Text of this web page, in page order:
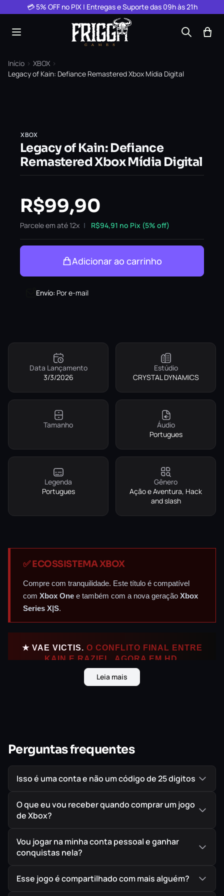
Pular para o conteúdo
💳 5% OFF no PIX | Entregas e Suporte das 09h às 21h
Início › XBOX ›
Legacy of Kain: Defiance Remastered Xbox Mídia Digital
XBOX
Legacy of Kain: Defiance
Remastered Xbox Mídia Digital
R$99,90
Parcele em até 12x R$94,91 no Pix (5% off)
Adicionar ao carrinho
Envío: Por e-mail
Data Lançamento
3/3/2026
Estúdio
CRYSTAL DYNAMICS
Tamanho
Áudio
Portugues
Legenda
Portugues
Gênero
Ação e Aventura, Hack
and slash
✅ ECOSSISTEMA XBOX
Compre com tranquilidade. Este título é compatível
com Xbox One e também com a nova geração Xbox
Series X|S.
★ VAE VICTIS. O CONFLITO FINAL ENTRE
KAIN E RAZIEL, AGORA EM HD.
Defiance Remastered
Legacy of Kain: Defiance Remasteredtraz o
seu tenente traído, Raziel, colidem. Uma obra
com o seu progresso cravado no seu perfil
oficial da Xbox Live através de um
rodando direto na sua conta principal.
Leia mais
Perguntas frequentes
Isso é uma conta e não um código de 25 digitos
O que eu vou receber quando comprar um jogo
de Xbox?
Vou jogar na minha conta pessoal e ganhar
conquistas nela?
Esse jogo é compartilhado com mais alguém?